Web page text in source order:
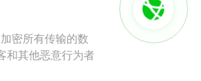
密所有传输的数
和其他恶意行为者